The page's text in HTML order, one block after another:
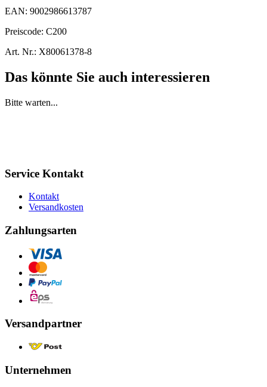
EAN: 9002986613787
Preiscode: C200
Art. Nr.: X80061378-8
Das könnte Sie auch interessieren
Bitte warten...
Service Kontakt
Kontakt
Versandkosten
Zahlungsarten
Versandpartner
Unternehmen